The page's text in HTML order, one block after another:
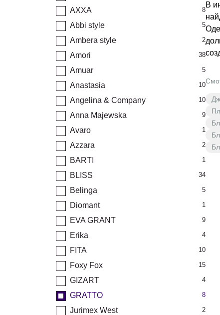
AXXA 8
Abbi style 5
Ambera style 2
Amori 38
Amuar 5
Anastasia 10
Angelina & Company 10
Anna Majewska 9
Avaro 1
Azzara 2
BARTI 1
BLISS 34
Belinga 5
Diomant 1
EVA GRANT 9
Erika 4
FITA 10
Foxy Fox 15
GIZART 4
GRATTO 8
Jurimex West 2
В